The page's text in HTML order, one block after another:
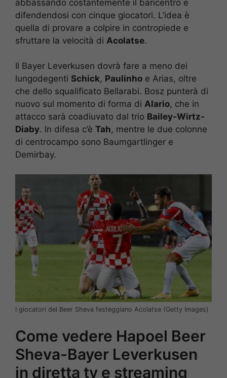
abbassando costantemente il baricentro e
difendendosi con cinque giocatori. L’idea è
quella di provare a colpire in contropiede e
sfruttare la velocità di Acolatse.
Il Bayer Leverkusen dovrà fare a meno dei
lungodegenti Schick, Paulinho e Arias, oltre
che dello squalificato Bellarabi. Bosz punterà di
nuovo sul momento di forma di Alario, che in
attacco sarà coadiuvato dal trio Bailey-Wirtz-
Diaby. In difesa c’è Tah, mentre le due colonne
di centrocampo sono Baumgartlinger e
Demirbay.
I giocatori del Beer Sheva festeggiano Acolatse (Getty Images)
Come vedere Hapoel Beer
Sheva-Bayer Leverkusen
in diretta tv e streaming